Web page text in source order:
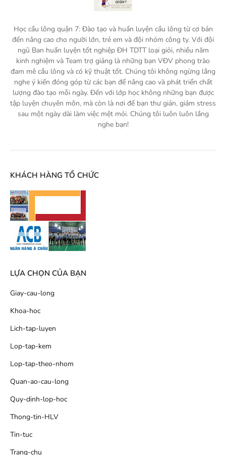
Học cầu lông quận 7: Đào tạo và huấn luyện cầu lông từ cơ bản
đến nâng cao cho người lớn, trẻ em và đội nhóm công ty. Với đội
ngũ Ban huấn luyện tốt nghiệp ĐH TDTT loại giỏi, nhiều năm
kinh nghiệm và Team trợ giảng là những bạn VĐV phong trào
đam mê cầu lông và có kỹ thuật tốt. Chúng tôi không ngừng lắng
nghe ý kiến đóng góp từ các bạn để nâng cao và phát triển chất
lượng đào tạo mỗi ngày. Đến với lớp học không những bạn được
tập luyện chuyên môn, mà còn là nơi để bạn thư giản, giảm stress
sau một ngày dài làm việc mệt mỏi. Chúng tôi luôn luôn lắng
nghe bạn!
KHÁCH HÀNG TỔ CHỨC
LỰA CHỌN CỦA BẠN
Giay-cau-long
Khoa-hoc
Lich-tap-luyen
Lop-tap-kem
Lop-tap-theo-nhom
Quan-ao-cau-long
Quy-dinh-lop-hoc
Thong-tin-HLV
Tin-tuc
Trang-chu